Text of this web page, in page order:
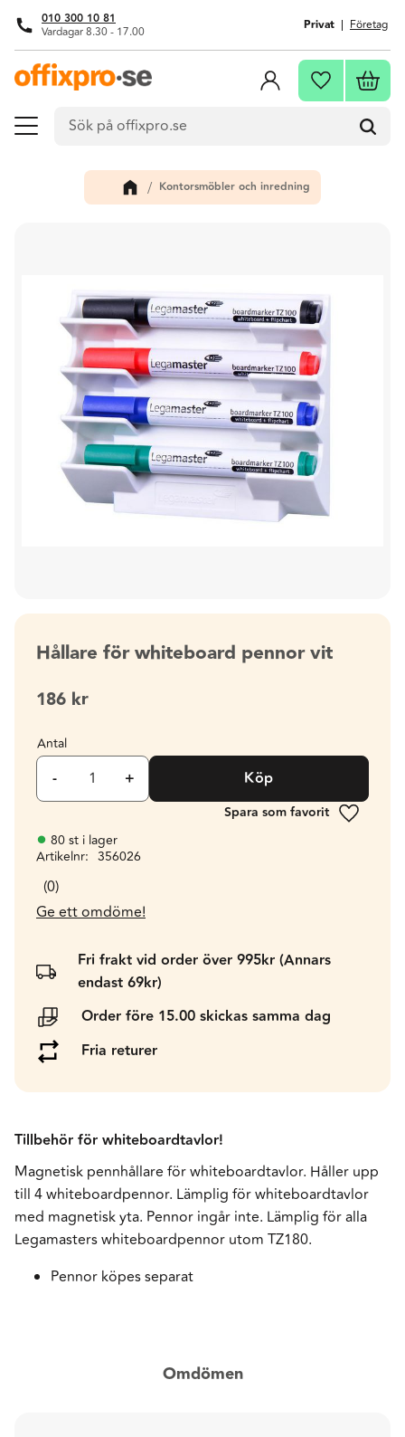
Meny
010 300 10 81
Vardagar 8.30 - 17.00 Privat Företag
Favoriter
Kontorsmöbler och inredning
Hållare för whiteboard pennor vit
186 kr
Antal
+
- Köp
Lägg till
80 st i lager
Artikelnr
356026
0
Ge ett omdöme!
Fri frakt vid order över 995kr (Annars
endast 69kr)
Order före 15.00 skickas samma dag
Fria returer
Tillbehör för whiteboardtavlor!
Magnetisk pennhållare för whiteboardtavlor. Håller upp
till 4 whiteboardpennor. Lämplig för whiteboardtavlor
med magnetisk yta. Pennor ingår inte. Lämplig för alla
Legamasters whiteboardpennor utom TZ180.
Pennor köpes separat
Omdömen